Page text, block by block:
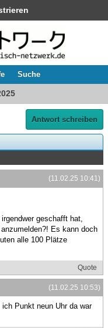
Suche
Antwort schreiben
(11.02.25 10:41)
geschafft hat,
Es kann doch
alle 100 Plätze
Quote
(11.02.25 10:53)
Punkt neun Uhr da war